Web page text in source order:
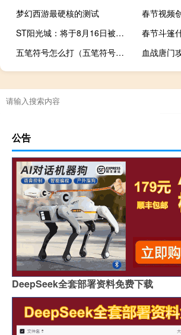
梦幻西游最硬核的测试
春节视频
ST阳光城：将于8月16日被深圳证券交易所摘牌
春节斗篷
五笔符号怎么打（五笔符号大全）
血战唐门
公告
DeepSeek全套部署资料免费下载